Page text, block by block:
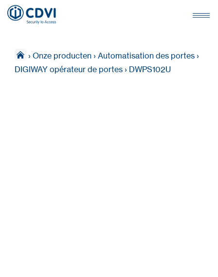
› Onze producten › Automatisation des portes ›
DIGIWAY opérateur de portes › DWPS102U